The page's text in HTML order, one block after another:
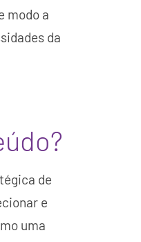
modo a
da
de
e
uma